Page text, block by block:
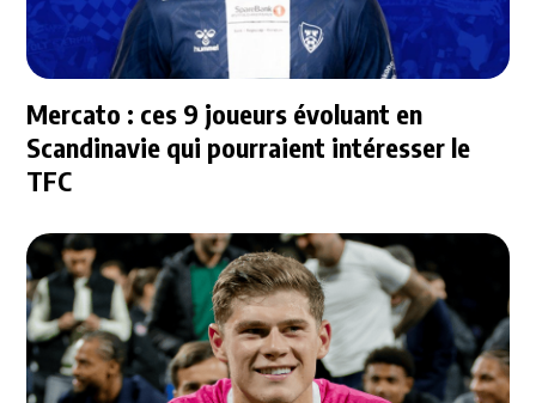
Mercato : ces 9 joueurs évoluant en
Scandinavie qui pourraient intéresser le
TFC